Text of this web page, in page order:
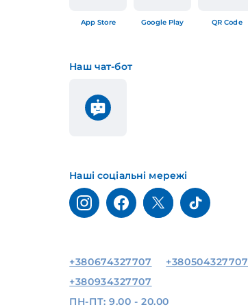
App Store Google Play QR Code
Наш чат-бот
Наші соціальні мережі
+380674327707
+380504327707
+380934327707
ПН-ПТ: 9.00 - 20.00